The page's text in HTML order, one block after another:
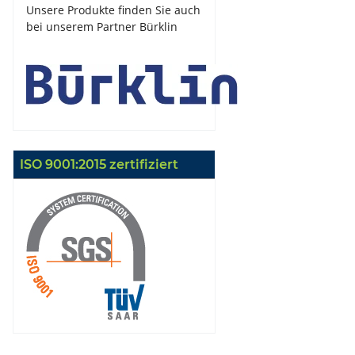
Unsere Produkte finden Sie auch
bei unserem Partner Bürklin
ISO 9001:2015 zertifiziert